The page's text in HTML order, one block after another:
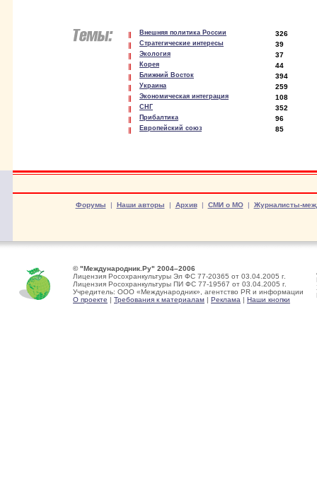
Внешняя политика России 326
Стратегические интересы 39
Экология 37
Корея 44
Ближний Восток 394
Украина 259
Экономическая интеграция 108
СНГ 352
Прибалтика 96
Европейский союз 85
Форумы | Наши авторы | Архив| СМИ о МО| Журналисты-
© "Международник.Ру" 2004–2006
Лицензия Росохранкультуры Эл ФС 77-20365 от 03.04.2005 г.
Лицензия Росохранкультуры ПИ ФС 77-19567 от 03.04.2005 г.
Учредитель: ООО «Международник», агентство PR и информации
О проекте | Требования к материалам | Реклама | Наши кнопки